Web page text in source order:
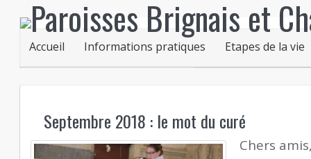
Accueil Informations pratiques Etapes de la vie
Septembre 2018 : le mot du curé
Chers